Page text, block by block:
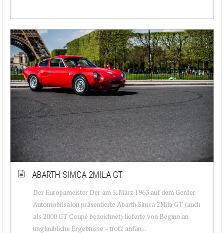
ABARTH SIMCA 2MILA GT
Der Europameister Der am 5. März 1963 auf dem Genfer
Automobilsalon präsentierte Abarth Simca 2Mila GT (auch
als 2000 GT Coupé bezeichnet) lieferte von Beginn an
unglaubliche Ergebnisse – trotz anfän...